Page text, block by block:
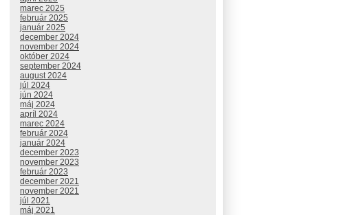
marec 2025
február 2025
január 2025
december 2024
november 2024
október 2024
september 2024
august 2024
júl 2024
jún 2024
máj 2024
apríl 2024
marec 2024
február 2024
január 2024
december 2023
november 2023
február 2023
december 2021
november 2021
júl 2021
máj 2021